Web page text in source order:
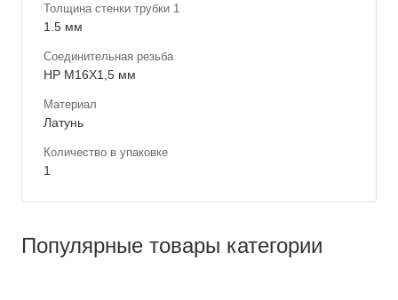
Толщина стенки трубки 1
1.5 мм
Соединительная резьба
НР M16X1,5 мм
Материал
Латунь
Количество в упаковке
1
Популярные товары категории